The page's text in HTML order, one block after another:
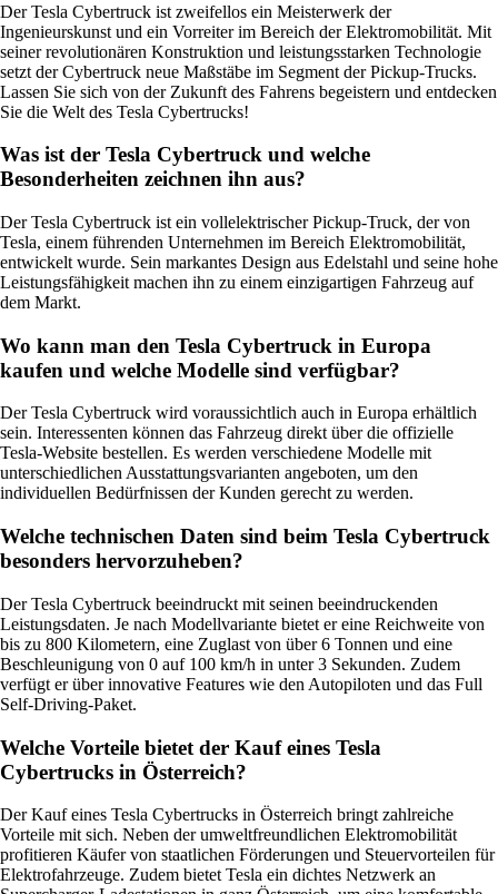
Der Tesla Cybertruck ist zweifellos ein Meisterwerk der
Ingenieurskunst und ein Vorreiter im Bereich der Elektromobilität. Mit
seiner revolutionären Konstruktion und leistungsstarken Technologie
setzt der Cybertruck neue Maßstäbe im Segment der Pickup-Trucks.
Lassen Sie sich von der Zukunft des Fahrens begeistern und entdecken
Sie die Welt des Tesla Cybertrucks!
Was ist der Tesla Cybertruck und welche
Besonderheiten zeichnen ihn aus?
Der Tesla Cybertruck ist ein vollelektrischer Pickup-Truck, der von
Tesla, einem führenden Unternehmen im Bereich Elektromobilität,
entwickelt wurde. Sein markantes Design aus Edelstahl und seine hohe
Leistungsfähigkeit machen ihn zu einem einzigartigen Fahrzeug auf
dem Markt.
Wo kann man den Tesla Cybertruck in Europa
kaufen und welche Modelle sind verfügbar?
Der Tesla Cybertruck wird voraussichtlich auch in Europa erhältlich
sein. Interessenten können das Fahrzeug direkt über die offizielle
Tesla-Website bestellen. Es werden verschiedene Modelle mit
unterschiedlichen Ausstattungsvarianten angeboten, um den
individuellen Bedürfnissen der Kunden gerecht zu werden.
Welche technischen Daten sind beim Tesla Cybertruck
besonders hervorzuheben?
Der Tesla Cybertruck beeindruckt mit seinen beeindruckenden
Leistungsdaten. Je nach Modellvariante bietet er eine Reichweite von
bis zu 800 Kilometern, eine Zuglast von über 6 Tonnen und eine
Beschleunigung von 0 auf 100 km/h in unter 3 Sekunden. Zudem
verfügt er über innovative Features wie den Autopiloten und das Full
Self-Driving-Paket.
Welche Vorteile bietet der Kauf eines Tesla
Cybertrucks in Österreich?
Der Kauf eines Tesla Cybertrucks in Österreich bringt zahlreiche
Vorteile mit sich. Neben der umweltfreundlichen Elektromobilität
profitieren Käufer von staatlichen Förderungen und Steuervorteilen für
Elektrofahrzeuge. Zudem bietet Tesla ein dichtes Netzwerk an